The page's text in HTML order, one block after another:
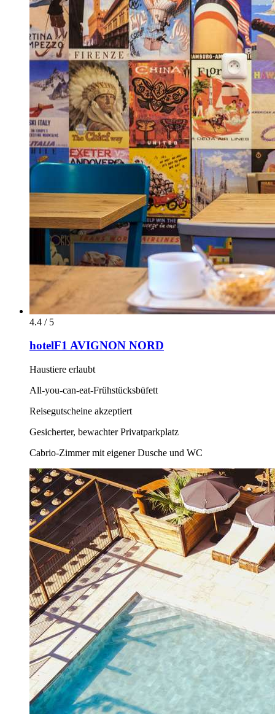
4.4 / 5
hotelF1 AVIGNON NORD
Haustiere erlaubt
All-you-can-eat-Frühstücksbüfett
Reisegutscheine akzeptiert
Gesicherter, bewachter Privatparkplatz
Cabrio-Zimmer mit eigener Dusche und WC